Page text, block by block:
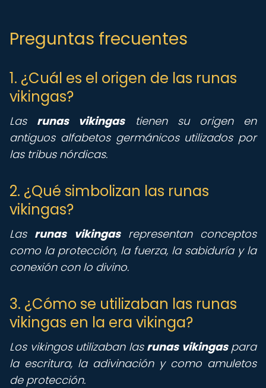
Preguntas frecuentes
1. ¿Cuál es el origen de las runas
vikingas?
Las runas vikingastienen su origen en
antiguos alfabetos germánicos utilizados por
las tribus nórdicas.
2. ¿Qué simbolizan las runas
vikingas?
Las runas vikingasrepresentan conceptos
como la protección, la fuerza, la sabiduría y la
conexión con lo divino.
3. ¿Cómo se utilizaban las runas
vikingas en la era vikinga?
Los vikingos utilizaban las runas vikingaspara
la escritura, la adivinación y como amuletos
de protección.